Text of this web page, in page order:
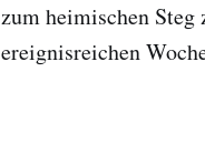
zum heimischen
ereignisreichen